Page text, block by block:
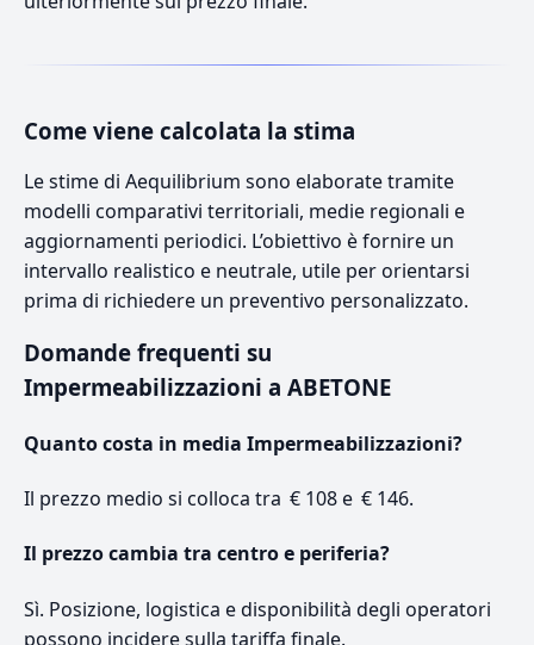
Come viene calcolata la stima
Le stime di Aequilibrium sono elaborate tramite
modelli comparativi territoriali, medie regionali e
aggiornamenti periodici. L’obiettivo è fornire un
intervallo realistico e neutrale, utile per orientarsi
prima di richiedere un preventivo personalizzato.
Domande frequenti su
Impermeabilizzazioni a ABETONE
Quanto costa in media Impermeabilizzazioni?
Il prezzo medio si colloca tra € 108 e € 146.
Il prezzo cambia tra centro e periferia?
Sì. Posizione, logistica e disponibilità degli operatori
possono incidere sulla tariffa finale.